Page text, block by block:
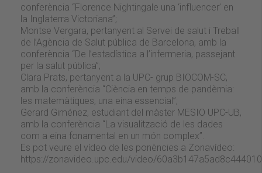
conferència “Florence Nightingale una ‘influencer’ en
la Inglaterra Victoriana”;
Montse Vergara, pertanyent al Servei de salut i Treball
de l’Agència de Salut pública de Barcelona, amb la
conferència “De l’estadística a l’infermeria, passejant
per la salut pública”;
Clara Prats, pertanyent a la UPC- grup BIOCOM-SC,
amb la conferència “Ciència en temps de pandèmia:
les matemàtiques, una eina essencial”;
Gerard Giménez, estudiant del màster MESIO UPC-UB,
amb la conferència “La visualització de les dades
com a eina fonamental en un món complex”.
Es pot veure el vídeo de les ponències a Zonavídeo:
https://zonavideo.upc.edu/video/